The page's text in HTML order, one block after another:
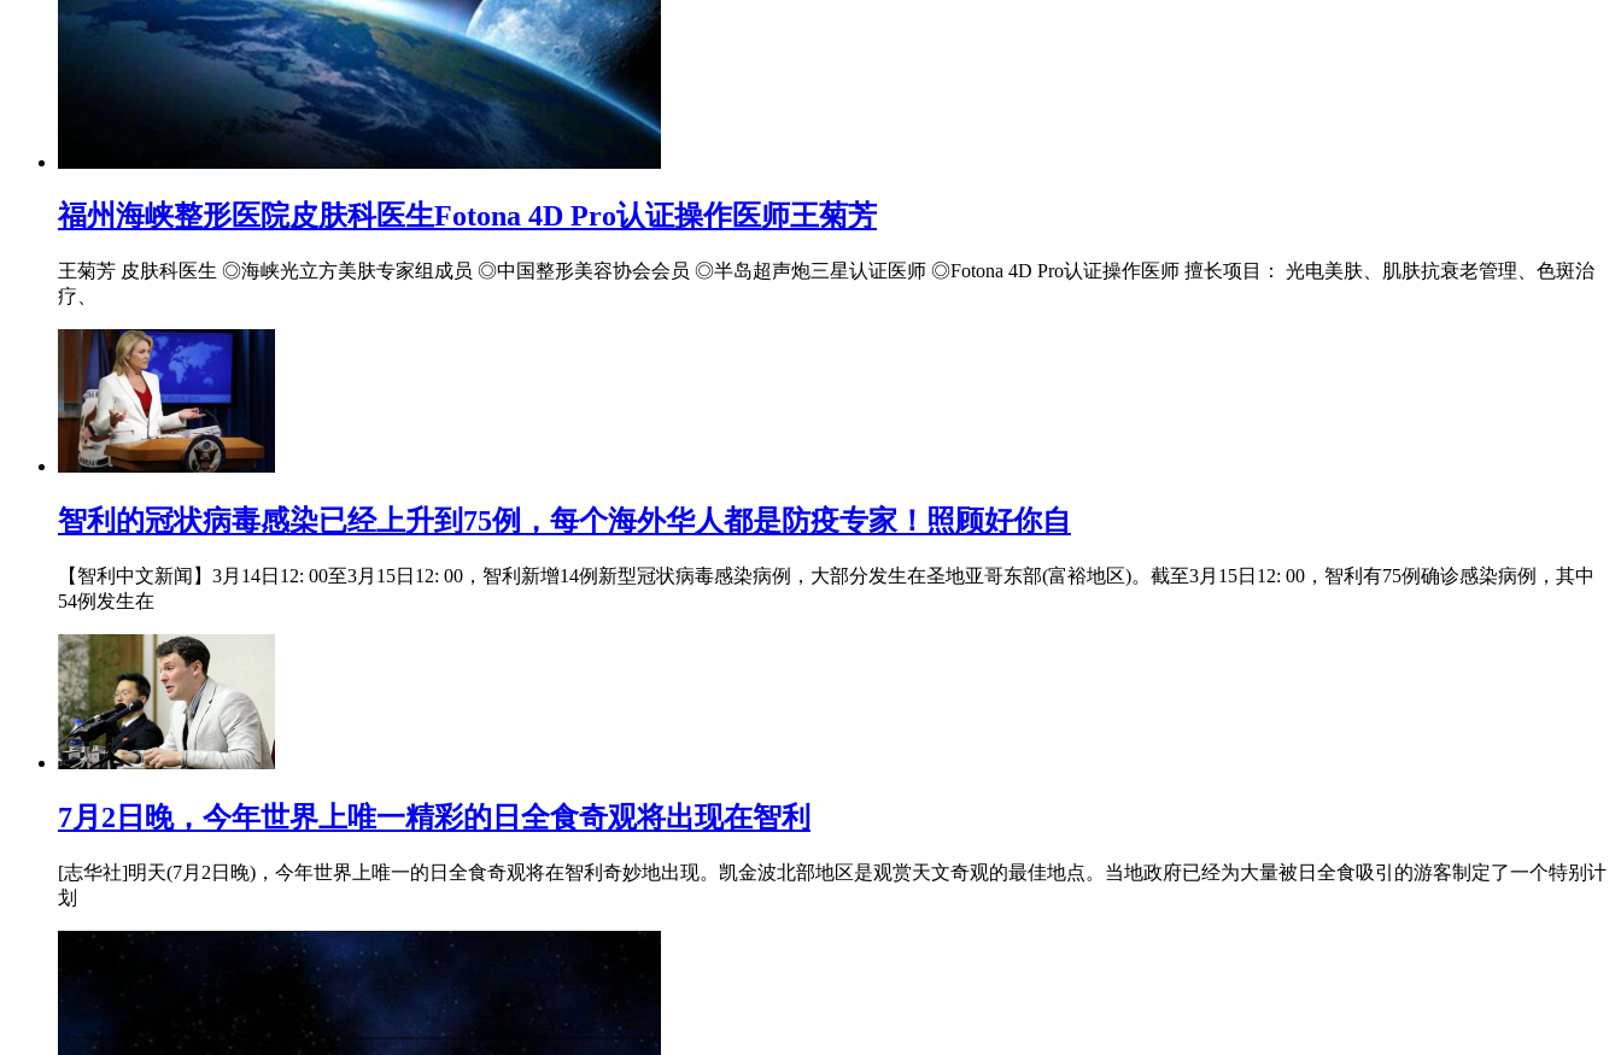
福州海峡整形医院皮肤科医生Fotona 4D Pro认证操作医师王菊芳
王菊芳 皮肤科医生 ◎海峡光立方美肤专家组成员 ◎中国整形美容协会会员 ◎半岛超声炮三星认证医师 ◎Fotona 4D Pro认证操作医师 擅长项目： 光电美肤、肌肤抗衰老管理、色斑治
疗、
智利的冠状病毒感染已经上升到75例，每个海外华人都是防疫专家！照顾好你自
【智利中文新闻】3月14日12: 00至3月15日12: 00，智利新增14例新型冠状病毒感染病例，大部分发生在圣地亚哥东部(富裕地区)。截至3月15日12: 00，智利有75例确诊感染病例，其中
54例发生在
7月2日晚，今年世界上唯一精彩的日全食奇观将出现在智利
[志华社]明天(7月2日晚)，今年世界上唯一的日全食奇观将在智利奇妙地出现。凯金波北部地区是观赏天文奇观的最佳地点。当地政府已经为大量被日全食吸引的游客制定了一个特别计
划